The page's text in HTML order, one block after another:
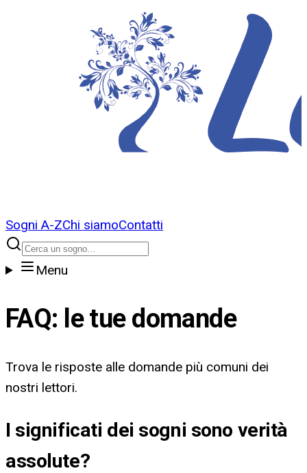
Sogni A-ZChi siamoContatti
Menu
FAQ: le tue domande
Trova le risposte alle domande più comuni dei
nostri lettori.
I significati dei sogni sono verità
assolute?